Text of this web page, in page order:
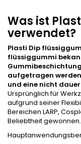
Was ist
verwendet?
Plasti Dip
flüssiggummi
aufgetragen
und eine nicht
Ursprünglich für
aufgrund seiner
Bereichen LARP,
Beliebtheit gewonnen.